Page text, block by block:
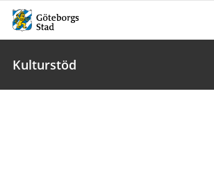
Kulturstöd